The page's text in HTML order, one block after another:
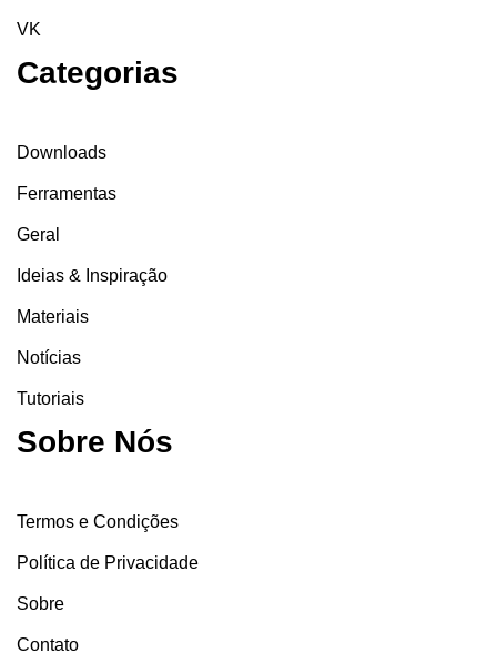
VK
Categorias
Downloads
Ferramentas
Geral
Ideias & Inspiração
Materiais
Notícias
Tutoriais
Sobre Nós
Termos e Condições
Política de Privacidade
Sobre
Contato